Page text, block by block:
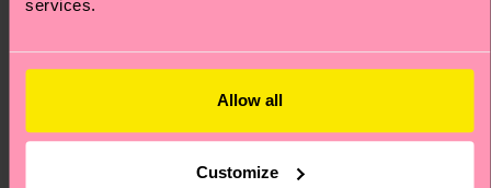
services.
Allow all
Customize